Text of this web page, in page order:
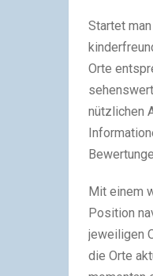
Startet
Orte
nützlichen
Mit einem
Position
jeweiligen
die Orte